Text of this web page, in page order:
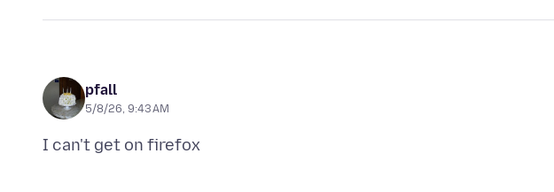
pfall
5/8/26, 9:43 AM